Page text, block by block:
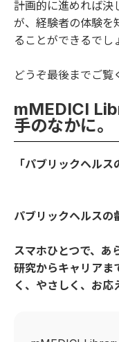
計画的に進めれば決
が、経験者の体験を
ることができるでし
どうぞ最後までご覧
mMEDICI
手のなかに。
「パブリックヘル
パブリックヘルスの
スマホひとつで、あ
研究からキャリアま
く、やさしく、お応